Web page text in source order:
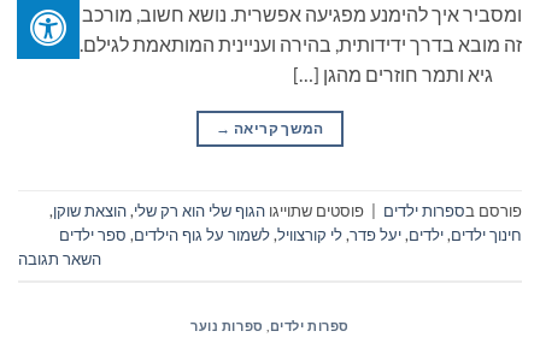
ומסביר איך להימנע מפגיעה אפשרית. נושא חשוב, מורכב ורגיש
זה מובא בדרך ידידותית, בהירה ועניינית המותאמת לגילם.
גיא ותמר חוזרים מהגן […]
המשך קריאה →
פורסם בספרות ילדים פוסטים שתוייגו הגוף שלי הוא רק שלי,הוצאת שוקן,
חינוך ילדים,ילדים,יעל פדר,לי קורצוויל,לשמור על גוף הילדים, ספר ילדים
השאר תגובה
ספרות ילדים ספרות נוער